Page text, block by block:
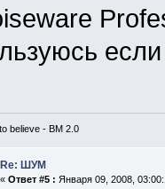
believe - BM 2.0
Re: ШУМ
« Ответ #5 : Января 09, 2008,